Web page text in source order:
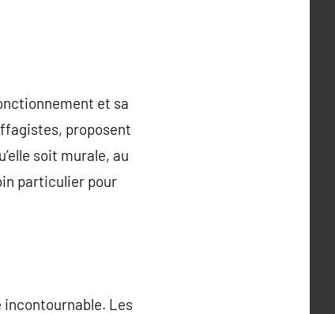
et sa
proposent
soit murale, au
particulier pour
incontournable. Les